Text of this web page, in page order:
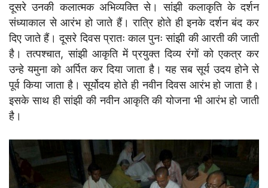
दूसरे उनकी कलात्मक अभिव्यक्ति से। सांझी कलाकृति के दर्शन
संध्याकाल से आरंभ हो जाते हैं। रात्रि होते ही इनके दर्शन बंद कर
दिए जाते हैं। दूसरे दिवस प्रातः काल पुनः सांझी की आरती की जाती
है। तत्पश्चात, सांझी आकृति में प्रयुक्त दिव्य रंगों को एकत्र कर
उन्हे यमुना को अर्पित कर दिया जाता है। यह सब सूर्य उदय होने से
पूर्व किया जाता है। सूर्योदय होते ही नवीन दिवस आरंभ हो जाता है।
इसके साथ ही सांझी की नवीन आकृति की योजना भी आरंभ हो जाती
है।